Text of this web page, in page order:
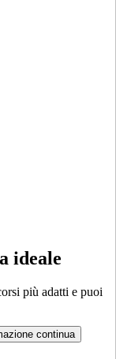
ideale
più adatti e puoi
continua